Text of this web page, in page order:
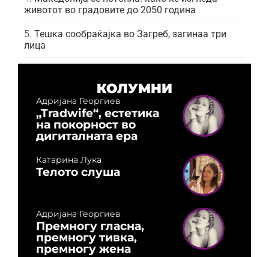
животот во градовите до 2050 година
Тешка сообраќајка во Загреб, загинаа три
лица
КОЛУМНИ
Адријана Георгиев
„Tradwife“, естетика
на покорност во
дигиталната ера
Катарина Лука
Телото слуша
Адријана Георгиев
Премногу гласна,
премногу тивка,
премногу жена